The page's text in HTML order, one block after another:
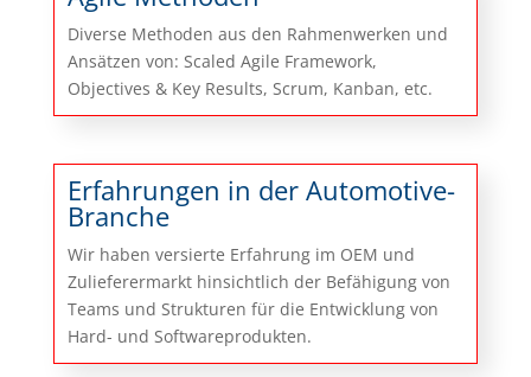
Diverse Methoden aus den Rahmenwerken und
Ansätzen von: Scaled Agile Framework,
Objectives & Key Results, Scrum, Kanban, etc.
Erfahrungen in der Automotive-
Branche
Wir haben versierte Erfahrung im OEM und
Zulieferermarkt hinsichtlich der Befähigung von
Teams und Strukturen für die Entwicklung von
Hard- und Softwareprodukten.